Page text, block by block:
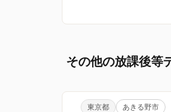
その他の放課後等
東京都 あきる野市